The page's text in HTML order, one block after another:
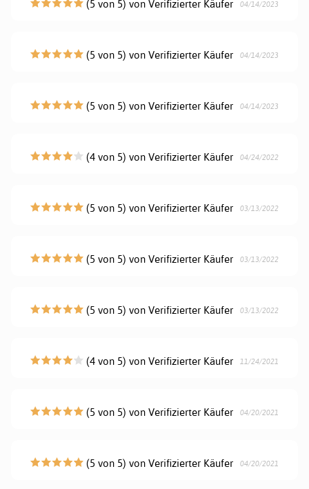
(5 von 5) von Verifizierter Käufer 04/14/2023
(5 von 5) von Verifizierter Käufer 04/14/2023
(5 von 5) von Verifizierter Käufer 04/14/2023
(4 von 5) von Verifizierter Käufer 04/24/2022
(5 von 5) von Verifizierter Käufer 03/13/2022
(5 von 5) von Verifizierter Käufer 03/13/2022
(5 von 5) von Verifizierter Käufer 03/13/2022
(4 von 5) von Verifizierter Käufer 11/24/2021
(5 von 5) von Verifizierter Käufer 04/20/2021
(5 von 5) von Verifizierter Käufer 04/20/2021